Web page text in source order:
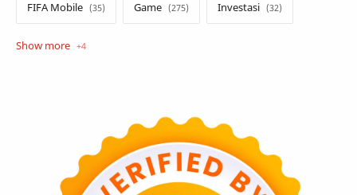
FIFA Mobile Game Investasi
Opini